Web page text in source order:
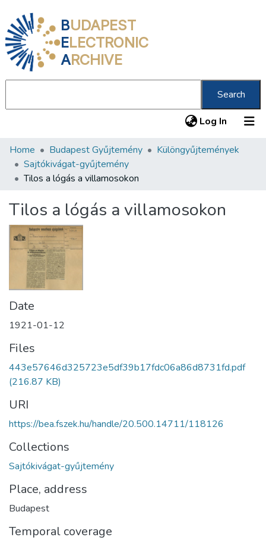
BUDAPEST
ELECTRONIC
ARCHIVE
Search
Log In (current)
Communities & Collections
All of DSpace
About us
Home Budapest Gyűjtemény
Különgyűjtemények
Sajtókivágat-gyűjtemény
Tilos a lógás a villamosokon
Tilos a lógás a villamosokon
Date
1921-01-12
Files
443e57646d325723e5df39b17fdc06a86d8731fd.pdf
(216.87 KB)
URI
https://bea.fszek.hu/handle/20.500.14711/118126
Collections
Sajtókivágat-gyűjtemény
Place, address
Budapest
Temporal coverage